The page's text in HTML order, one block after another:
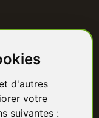
d'autres
votre
suivantes :